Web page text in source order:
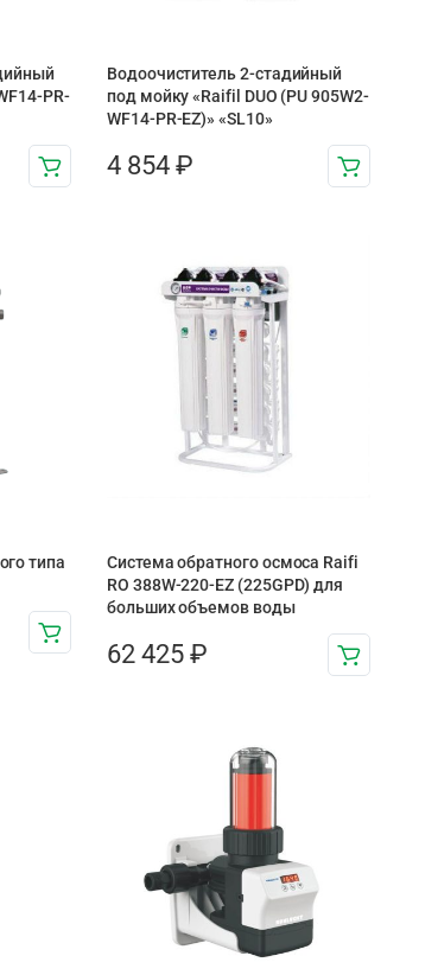
PR-
Водоочиститель 2-стадийный
под мойку «Raifil DUO (PU 905W2-
WF14-PR-EZ)» «SL10»
4 854 ₽
типа
Система обратного осмоса Raifi
RO 388W-220-EZ (225GPD) для
больших объемов воды
62 425 ₽